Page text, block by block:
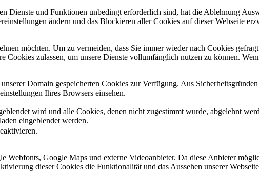
Dienste und Funktionen unbedingt erforderlich sind, hat die Ablehnung
ändern und das Blockieren aller Cookies auf dieser Webseite
möchten. Um zu vermeiden, dass Sie immer wieder nach Cookies
Cookies zulassen, um unsere Dienste vollumfänglich nutzen zu können.
Domain gespeicherten Cookies zur Verfügung. Aus
Ihres Browsers einsehen.
wird und alle Cookies, denen nicht zugestimmt wurde, abgelehnt
eingeblendet werden.
Webfonts, Google Maps und externe Videoanbieter. Da diese Anbieter
dieser Cookies die Funktionalität und das Aussehen unserer